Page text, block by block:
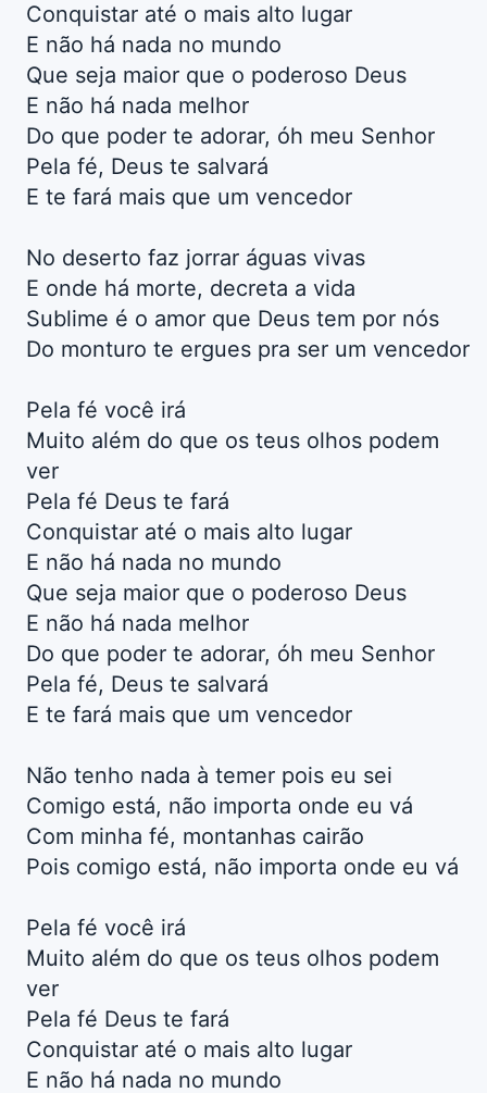
Conquistar até o mais alto lugar
E não há nada no mundo
Que seja maior que o poderoso Deus
E não há nada melhor
Do que poder te adorar, óh meu Senhor
Pela fé, Deus te salvará
E te fará mais que um vencedor
No deserto faz jorrar águas vivas
E onde há morte, decreta a vida
Sublime é o amor que Deus tem por nós
Do monturo te ergues pra ser um vencedor
Pela fé você irá
Muito além do que os teus olhos podem
ver
Pela fé Deus te fará
Conquistar até o mais alto lugar
E não há nada no mundo
Que seja maior que o poderoso Deus
E não há nada melhor
Do que poder te adorar, óh meu Senhor
Pela fé, Deus te salvará
E te fará mais que um vencedor
Não tenho nada à temer pois eu sei
Comigo está, não importa onde eu vá
Com minha fé, montanhas cairão
Pois comigo está, não importa onde eu vá
Pela fé você irá
Muito além do que os teus olhos podem
ver
Pela fé Deus te fará
Conquistar até o mais alto lugar
E não há nada no mundo